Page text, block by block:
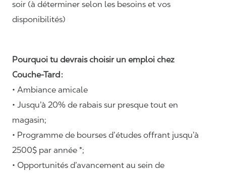
soir (à déterminer selon les besoins et vos
disponibilités)
Pourquoi tu devrais choisir un emploi chez
Couche-Tard :
• Ambiance amicale
• Jusqu’à 20% de rabais sur presque tout en
magasin;
• Programme de bourses d’études offrant jusqu’à
2500$ par année *;
• Opportunités d’avancement au sein de